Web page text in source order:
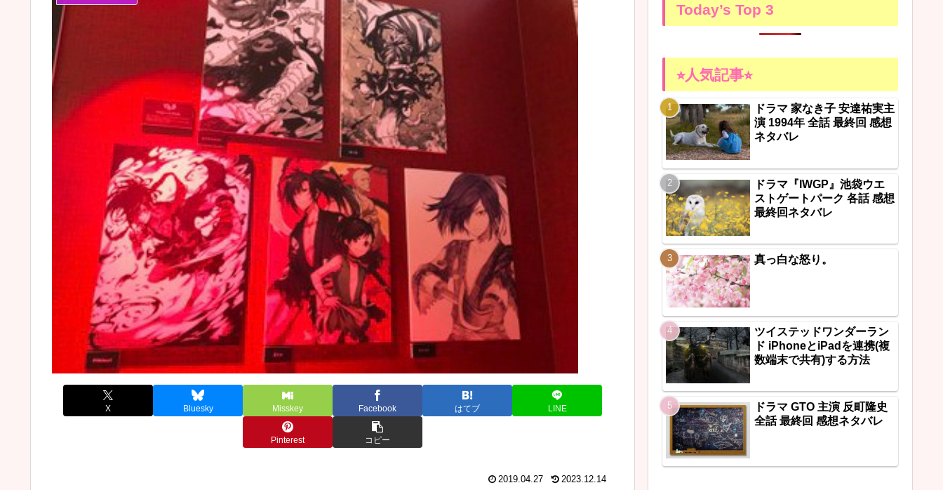
X Bluesky Misskey Facebook はてブ LINE
Pinterest コピー
2019.04.27 2023.12.14
Today’s Top 3
⭐︎人気記事⭐︎
ドラマ 家なき子 安達祐実主
演 1994年 全話 最終回 感想
ネタバレ
ドラマ『IWGP』池袋ウエ
ストゲートパーク 各話 感想
最終回ネタバレ
真っ白な怒り。
ツイステッドワンダーラン
ド iPhoneとiPadを連携(複
数端末で共有)する方法
ドラマ GTO 主演 反町隆史
全話 最終回 感想ネタバレ